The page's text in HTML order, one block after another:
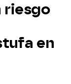
riesgo
en